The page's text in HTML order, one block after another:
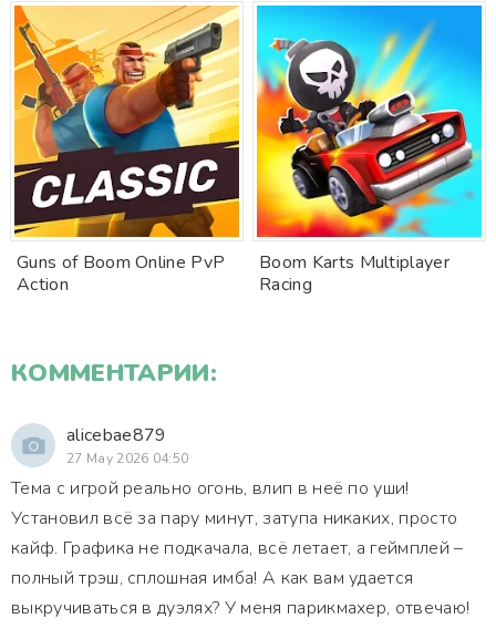
Guns of Boom Online PvP
Action
Boom Karts Multiplayer
Racing
КОММЕНТАРИИ:
alicebae879
27 May 2026 04:50
Тема с игрой реально огонь, влип в неё по уши!
Установил всё за пару минут, затупа никаких, просто
кайф. Графика не подкачала, всё летает, а геймплей –
полный трэш, сплошная имба! А как вам удается
выкручиваться в дуэлях? У меня парикмахер, отвечаю!